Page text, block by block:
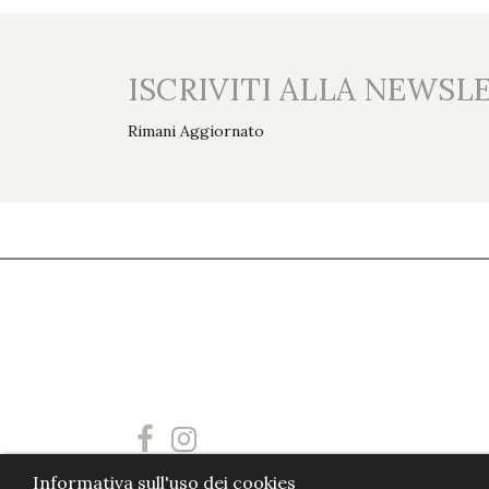
ISCRIVITI ALLA
Rimani Aggiornato
Informativa sull'uso dei cookies